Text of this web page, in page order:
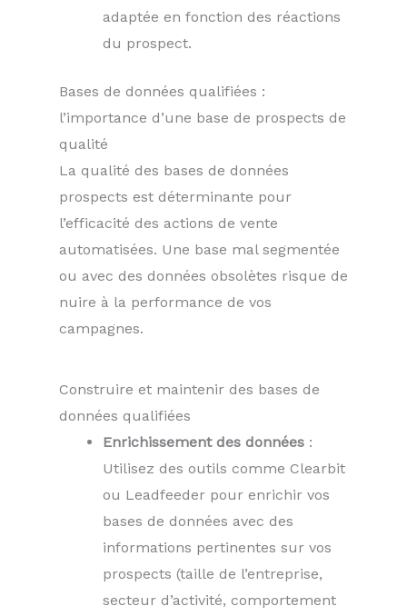
adaptée en fonction des réactions
du prospect.
Bases de données qualifiées :
l’importance d’une base de prospects de
qualité
La qualité des bases de données
prospects est déterminante pour
l’efficacité des actions de vente
automatisées. Une base mal segmentée
ou avec des données obsolètes risque de
nuire à la performance de vos
campagnes.
Construire et maintenir des bases de
données qualifiées
Enrichissement des données :
Utilisez des outils comme Clearbit
ou Leadfeeder pour enrichir vos
bases de données avec des
informations pertinentes sur vos
prospects (taille de l’entreprise,
secteur d’activité, comportement